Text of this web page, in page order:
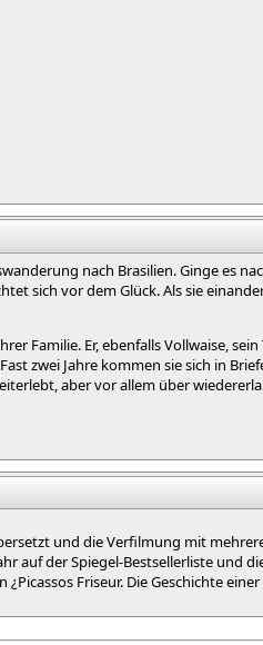
nach Brasilien. Ginge es
sich vor dem Glück. Als sie
Familie. Er, ebenfalls Vollwaise,
zwei Jahre kommen sie sich in
aber vor allem über
und die Verfilmung mit
auf der Spiegel-Bestsellerliste und
Friseur. Die Geschichte